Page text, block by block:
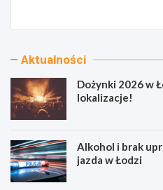
Aktualności
Dożynki 2026 w
lokalizacje!
Alkohol i brak
jazda w Łodzi